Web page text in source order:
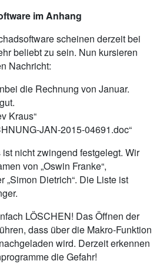
im Anhang
scheinen derzeit bei
beliebt zu sein. Nun kursieren
Nachricht:
die Rechnung von Januar.
Kraus“
JAN-2015-04691.doc“
nicht zwingend festgelegt. Wir
von „Oswin Franke“,
„Simon Dietrich“. Die Liste ist
LÖSCHEN! Das Öffnen der
dass über die Makro-Funktion
wird. Derzeit erkennen
die Gefahr!